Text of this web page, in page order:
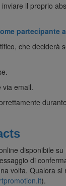
il proprio
partecipante
che
via email.
disponibile su
di
volta. Qualora si
).